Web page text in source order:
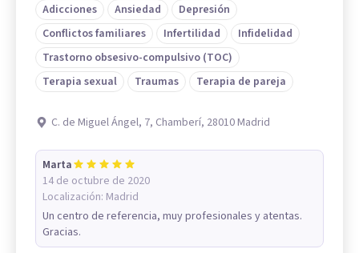
Adicciones Ansiedad
Depresión
Conflictos familiares
Infertilidad
Infidelidad
Trastorno obsesivo-compulsivo (TOC)
Terapia sexual
Traumas Terapia de pareja
C. de Miguel Ángel, 7, Chamberí, 28010 Madrid
Marta
14 de octubre de 2020
Localización: Madrid
Un centro de referencia, muy profesionales y atentas.
Gracias.